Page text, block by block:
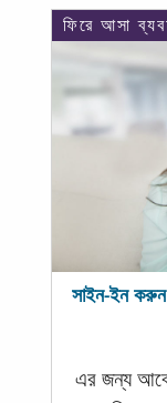
ফিরে আসা
সাইন-ইন করুন
এর জন্য